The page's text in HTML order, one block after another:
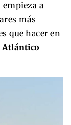
empieza a
más
que hacer en
Atlántico